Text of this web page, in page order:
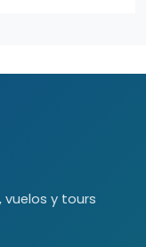
vuelos y tours